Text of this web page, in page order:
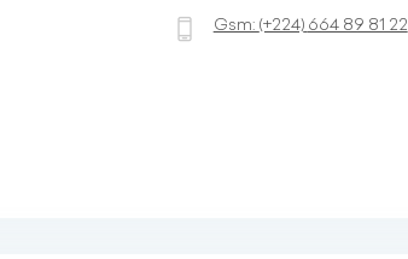
Gsm: (+224) 664 89 81 22